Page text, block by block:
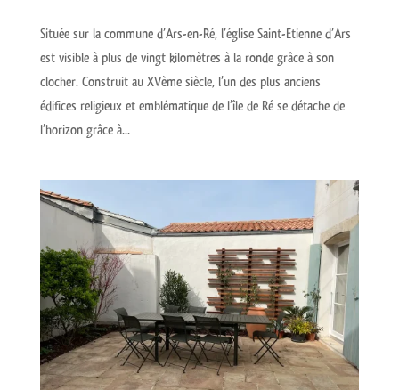
Située sur la commune d’Ars-en-Ré, l’église Saint-Etienne d’Ars
est visible à plus de vingt kilomètres à la ronde grâce à son
clocher. Construit au XVème siècle, l’un des plus anciens
édifices religieux et emblématique de l’île de Ré se détache de
l’horizon grâce à...